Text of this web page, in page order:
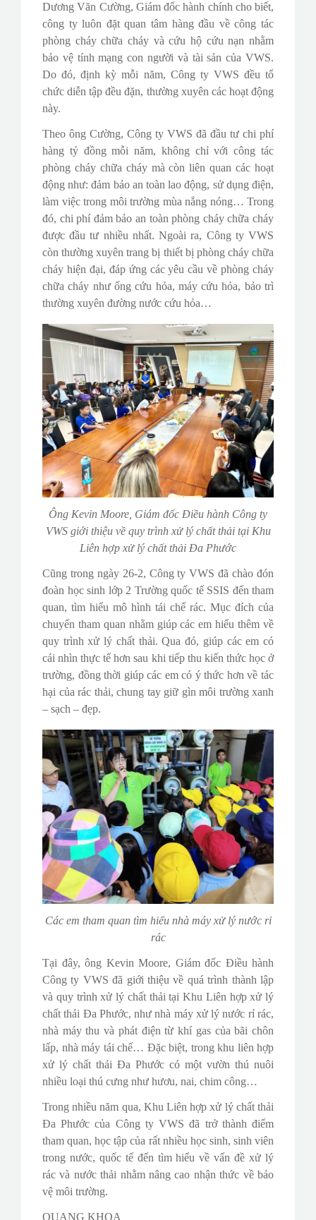
Dương Văn Cường, Giám đốc hành chính cho biết,
công ty luôn đặt quan tâm hàng đầu về công tác
phòng cháy chữa cháy và cứu hộ cứu nạn nhằm
bảo vệ tính mạng con người và tài sản của VWS.
Do đó, định kỳ mỗi năm, Công ty VWS đều tổ
chức diễn tập đều đặn, thường xuyên các hoạt động
này.
Theo ông Cường, Công ty VWS đã đầu tư chi phí
hàng tỷ đồng mỗi năm, không chỉ với công tác
phòng cháy chữa cháy mà còn liên quan các hoạt
động như: đảm bảo an toàn lao động, sử dụng điện,
làm việc trong môi trường mùa nắng nóng… Trong
đó, chi phí đảm bảo an toàn phòng cháy chữa cháy
được đầu tư nhiều nhất. Ngoài ra, Công ty VWS
còn thường xuyên trang bị thiết bị phòng cháy chữa
cháy hiện đại, đáp ứng các yêu cầu về phòng cháy
chữa cháy như ống cứu hỏa, máy cứu hỏa, bảo trì
thường xuyên đường nước cứu hỏa…
Ông Kevin Moore, Giám đốc Điều hành Công ty
VWS giới thiệu về quy trình xử lý chất thải tại Khu
Liên hợp xử lý chất thải Đa Phước
Cũng trong ngày 26-2, Công ty VWS đã chào đón
đoàn học sinh lớp 2 Trường quốc tế SSIS đến tham
quan, tìm hiểu mô hình tái chế rác. Mục đích của
chuyến tham quan nhằm giúp các em hiểu thêm về
quy trình xử lý chất thải. Qua đó, giúp các em có
cái nhìn thực tế hơn sau khi tiếp thu kiến thức học ở
trường, đồng thời giúp các em có ý thức hơn về tác
hại của rác thải, chung tay giữ gìn môi trường xanh
– sạch – đẹp.
Các em tham quan tìm hiểu nhà máy xử lý nước rỉ
rác
Tại đây, ông Kevin Moore, Giám đốc Điều hành
Công ty VWS đã giới thiệu về quá trình thành lập
và quy trình xử lý chất thải tại Khu Liên hợp xử lý
chất thải Đa Phước, như nhà máy xử lý nước rỉ rác,
nhà máy thu và phát điện từ khí gas của bãi chôn
lấp, nhà máy tái chế… Đặc biệt, trong khu liên hợp
xử lý chất thải Đa Phước có một vườn thú nuôi
nhiều loại thú cưng như hươu, nai, chim công…
Trong nhiều năm qua, Khu Liên hợp xử lý chất thải
Đa Phước của Công ty VWS đã trở thành điểm
tham quan, học tập của rất nhiều học sinh, sinh viên
trong nước, quốc tế đến tìm hiểu về vấn đề xử lý
rác và nước thải nhằm nâng cao nhận thức về bảo
vệ môi trường.
QUANG KHOA